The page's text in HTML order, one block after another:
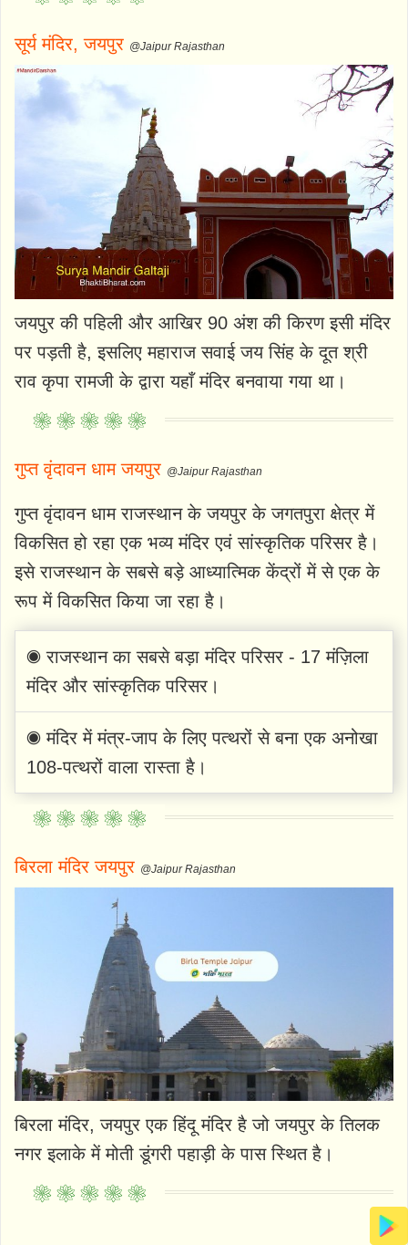
सूर्य मंदिर, जयपुर @Jaipur Rajasthan
जयपुर की पहिली और आखिर 90 अंश की किरण इसी मंदिर
पर पड़ती है, इसलिए महाराज सवाई जय सिंह के दूत श्री
राव कृपा रामजी के द्वारा यहाँ मंदिर बनवाया गया था।
गुप्त वृंदावन धाम जयपुर @Jaipur Rajasthan
गुप्त वृंदावन धाम राजस्थान के जयपुर के जगतपुरा क्षेत्र में
विकसित हो रहा एक भव्य मंदिर एवं सांस्कृतिक परिसर है।
इसे राजस्थान के सबसे बड़े आध्यात्मिक केंद्रों में से एक के
रूप में विकसित किया जा रहा है।
◉ राजस्थान का सबसे बड़ा मंदिर परिसर - 17 मंज़िला
मंदिर और सांस्कृतिक परिसर।
◉ मंदिर में मंत्र-जाप के लिए पत्थरों से बना एक अनोखा
108-पत्थरों वाला रास्ता है।
बिरला मंदिर जयपुर @Jaipur Rajasthan
बिरला मंदिर, जयपुर एक हिंदू मंदिर है जो जयपुर के तिलक
नगर इलाके में मोती डूंगरी पहाड़ी के पास स्थित है।